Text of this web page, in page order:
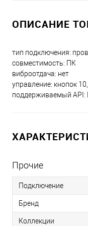
ОПИСАНИЕ
тип подключения:
совместимость: ПК
виброотдача: нет
управление: кнопок
поддерживаемый API:
Прочие
Подключение
Бренд
Коллекции